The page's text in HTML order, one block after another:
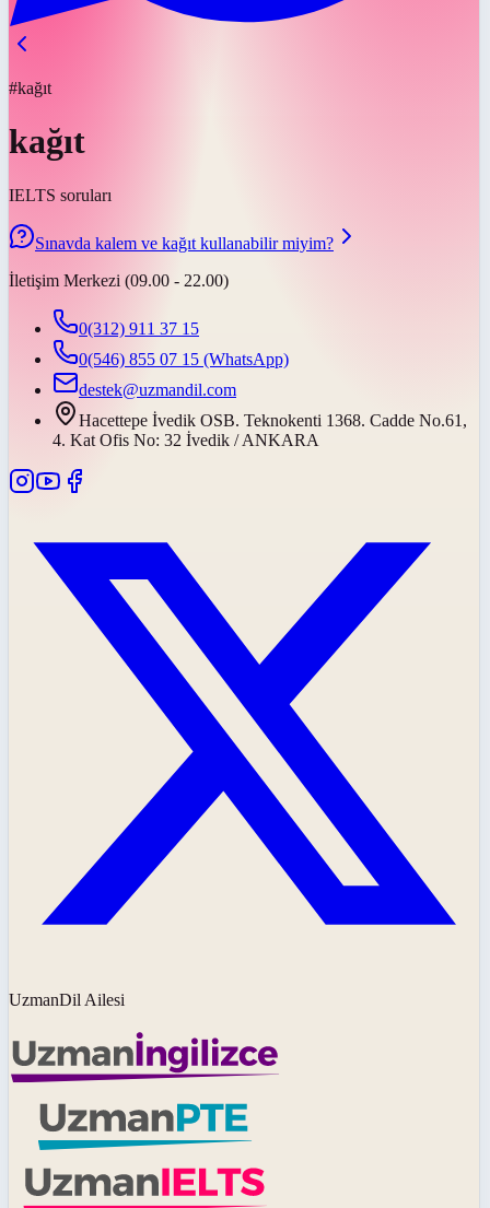
#kağıt
kağıt
IELTS soruları
Sınavda kalem ve kağıt kullanabilir miyim?
İletişim Merkezi (09.00 - 22.00)
0(312) 911 37 15
0(546) 855 07 15 (WhatsApp)
destek@uzmandil.com
Hacettepe İvedik OSB. Teknokenti 1368. Cadde No.61,
4. Kat Ofis No: 32 İvedik / ANKARA
UzmanDil Ailesi